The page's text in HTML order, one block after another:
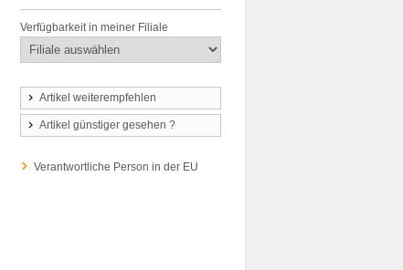
Verfügbarkeit in meiner Filiale
Artikel weiterempfehlen
Artikel günstiger gesehen ?
Verantwortliche Person in der EU